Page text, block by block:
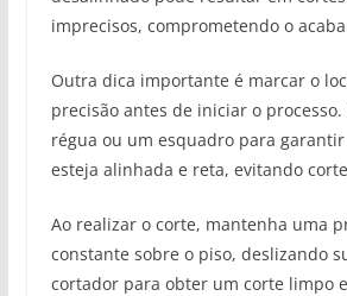
imprecisos, comprometendo o
Outra dica importante é marcar o
precisão antes de iniciar o
régua ou um esquadro para
esteja alinhada e reta, evitando
Ao realizar o corte, mantenha uma
constante sobre o piso, deslizando
cortador para obter um corte limpo